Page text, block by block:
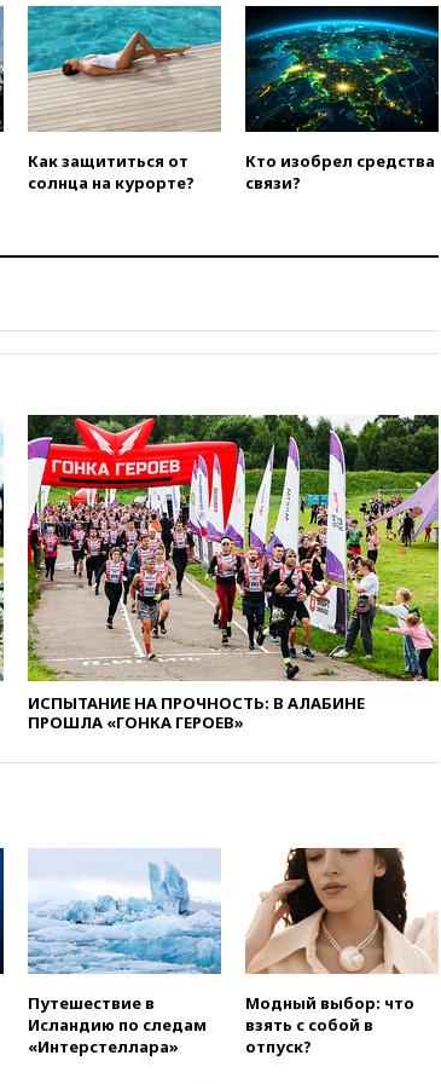
территорией РФ
09:25
Ильский НПЗ на Кубани
загорелся после падения
обломков дрона
девяти БПЛА, сбитых на
подлете к Москве
регионами
авиатоплива в Европу
06:30
США и Колумбия
обсуждают координацию
усилий против наркотрафика
05:30ВМС Испании усилили
присутствие в Сеуте на фоне
миграционного кризиса
03:30В Минстрое сравнили
качество жилья в Нью-Йорке и
России
02:30Трамп попросил
отпустить его с круглого стола
Сеуту на параплане
00:30
FT: ЕС не готов принять в
блок Украину из-за уровня
коррупции
вчера, 23:35Лукашенко
объяснил экономическую
выгоду безвизового режима с
ЕС
Как защититься от
солнца на курорте?
Кто изобрел средства
связи?
ИСПЫТАНИЕ НА ПРОЧНОСТЬ: В АЛАБИНЕ
ПРОШЛА «ГОНКА ГЕРОЕВ»
Путешествие в
Исландию по следам
«Интерстеллара»
Модный выбор: что
взять с собой в
отпуск?